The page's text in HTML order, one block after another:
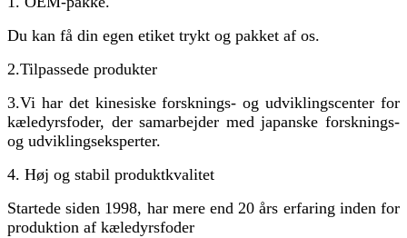
Du kan få din egen etiket trykt og pakket af os.
2.Tilpassede produkter
3.Vi har det kinesiske forsknings- og udviklingscenter for
kæledyrsfoder, der samarbejder med japanske forsknings-
og udviklingseksperter.
4. Høj og stabil produktkvalitet
Startede siden 1998, har mere end 20 års erfaring inden for
produktion af kæledyrsfoder